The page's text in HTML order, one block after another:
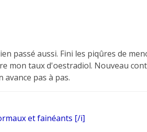
passé aussi. Fini les piqûres de
mon taux d'oestradiol. Nouveau
avance pas à pas.
et fainéants [/i]